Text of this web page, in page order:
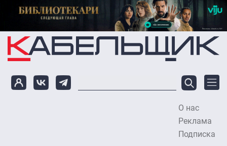
Перейти к основному содержанию
О нас
Реклама
Подписка